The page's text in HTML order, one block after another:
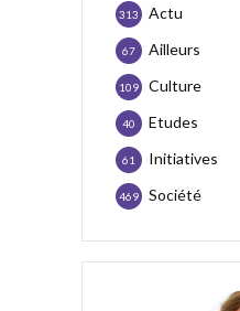
Actu
313
Ailleurs
67
Culture
109
Etudes
40
Initiatives
61
Société
469